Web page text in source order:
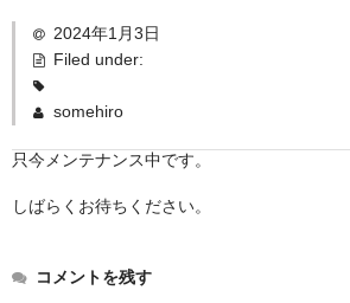
レディース
メンズ
小物
マスク
ストール、マフラー
2024年1月3日
Filed under:
somehiro
只今メンテナンス中です。
しばらくお待ちください。
コメントを残す